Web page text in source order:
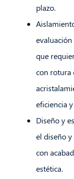
plazo.
que
con rotura
eficiencia
Diseño y
el diseño
con
estética.